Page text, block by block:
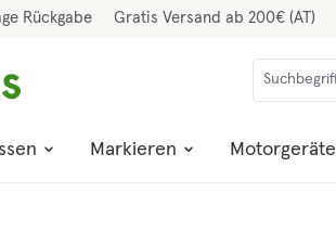
Rückgabe Gratis Versand ab 200€ (AT)
Markieren Motorgeräte